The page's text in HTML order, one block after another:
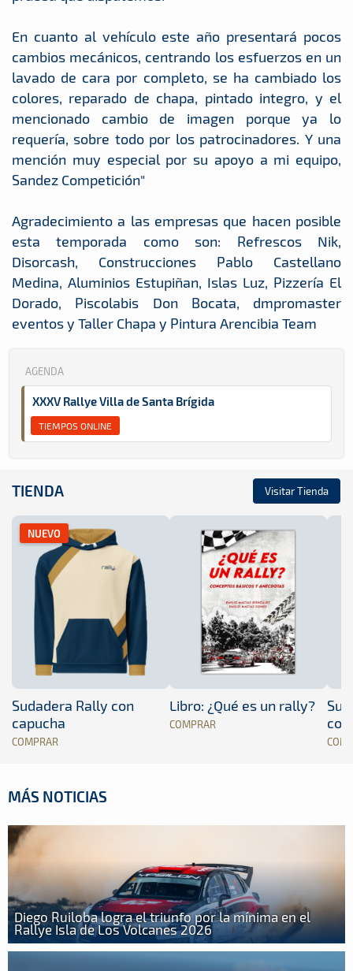
En cuanto al vehículo este año presentará pocos
cambios mecánicos, centrando los esfuerzos en un
lavado de cara por completo, se ha cambiado los
colores, reparado de chapa, pintado integro, y el
mencionado cambio de imagen porque ya lo
requería, sobre todo por los patrocinadores. Y una
mención muy especial por su apoyo a mi equipo,
Sandez Competición"
Agradecimiento a las empresas que hacen posible
esta temporada como son: Refrescos Nik,
Disorcash, Construcciones Pablo Castellano
Medina, Aluminios Estupiñan, Islas Luz, Pizzería El
Dorado, Piscolabis Don Bocata, dmpromaster
eventos y Taller Chapa y Pintura Arencibia Team
AGENDA
XXXV Rallye Villa de Santa Brígida
TIEMPOS ONLINE
TIENDA Visitar Tienda
NUEVO
Sudadera Rally con
capucha
COMPRAR
Libro: ¿Qué es un rally?
COMPRAR
MÁS NOTICIAS
Diego Ruiloba logra el triunfo por la mínima en el
Rallye Isla de Los Volcanes 2026